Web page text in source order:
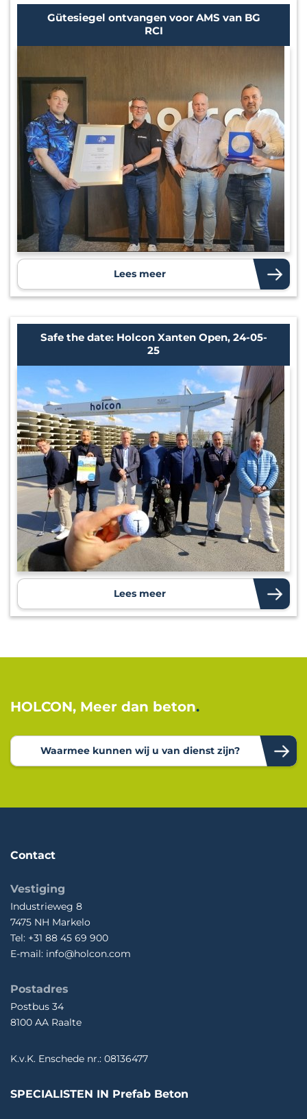
Gütesiegel ontvangen voor AMS van BG
RCI
Lees meer
Safe the date: Holcon Xanten Open, 24-05-
25
Lees meer
HOLCON, Meer dan beton
Waarmee kunnen wij u van dienst zijn?
Contact
Vestiging
Industrieweg 8
7475 NH Markelo
Tel: +31 88 45 69 900
E-mail: info@holcon.com
Postadres
Postbus 34
8100 AA Raalte
K.v.K. Enschede nr.: 08136477
SPECIALISTEN IN Prefab Beton